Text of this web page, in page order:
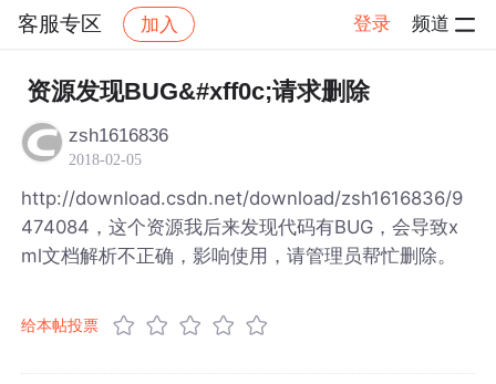
客服专区 加入 登录 频道
社区 客服专区 帖子详情
资源发现BUG&#xff0c;请求删除
zsh1616836
2018-02-05
http://download.csdn.net/download/zsh1616836/9
474084，这个资源我后来发现代码有BUG，会导致x
ml文档解析不正确，影响使用，请管理员帮忙删除。
给本帖投票